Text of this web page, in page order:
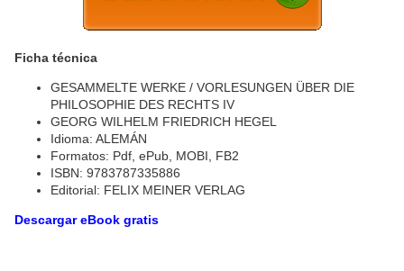
Ficha técnica
GESAMMELTE WERKE / VORLESUNGEN ÜBER DIE
PHILOSOPHIE DES RECHTS IV
GEORG WILHELM FRIEDRICH HEGEL
Idioma: ALEMÁN
Formatos: Pdf, ePub, MOBI, FB2
ISBN: 9783787335886
Editorial: FELIX MEINER VERLAG
Descargar eBook gratis